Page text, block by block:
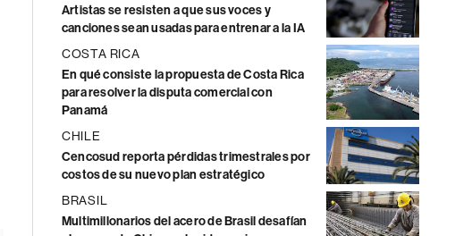
Artistas se resisten a que sus voces y
canciones sean usadas para entrenar a la IA
COSTA RICA
En qué consiste la propuesta de Costa Rica
para resolver la disputa comercial con
Panamá
CHILE
Cencosud reporta pérdidas trimestrales por
costos de su nuevo plan estratégico
BRASIL
Multimillonarios del acero de Brasil desafían